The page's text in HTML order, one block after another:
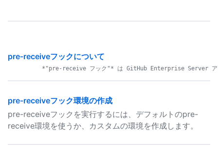
pre-receiveフックについて
pre-receiveフック環境の作成
pre-receiveフックを実行するには、デフォルトのpre-
receive環境を使うか、カスタムの環境を作成します。